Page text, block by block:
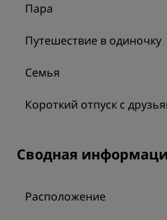
Пара
Путешествие в одиночку
Семья
Короткий отпуск с
Сводная
Расположение